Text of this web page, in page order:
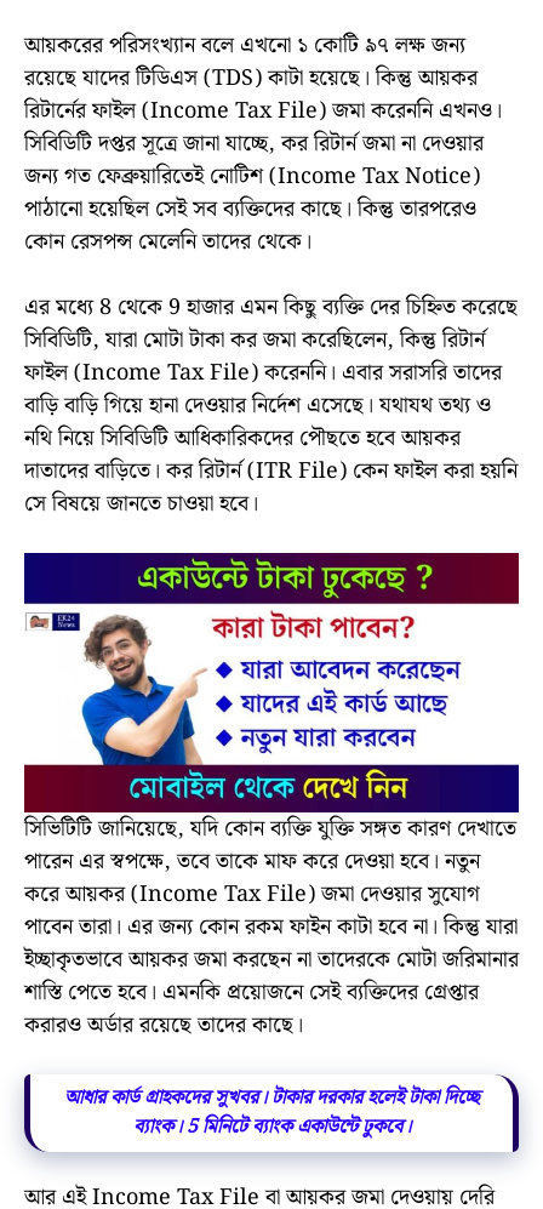
আয়করের পরিসংখ্যান বলে এখনো ১ কোটি ৯৭ লক্ষ জন্য
রয়েছে যাদের টিডিএস (TDS) কাটা হয়েছে। কিন্তু আয়কর
রিটার্নের ফাইল (Income Tax File) জমা করেননি এখনও।
সিবিডিটি দপ্তর সূত্রে জানা যাচ্ছে, কর রিটার্ন জমা না দেওয়ার
জন্য গত ফেব্রুয়ারিতেই নোটিশ (Income Tax Notice)
পাঠানো হয়েছিল সেই সব ব্যক্তিদের কাছে। কিন্তু তারপরেও
কোন রেসপন্স মেলেনি তাদের থেকে।
এর মধ্যে 8 থেকে 9 হাজার এমন কিছু ব্যক্তি দের চিহ্নিত করেছে
সিবিডিটি, যারা মোটা টাকা কর জমা করেছিলেন, কিন্তু রিটার্ন
ফাইল (Income Tax File) করেননি। এবার সরাসরি তাদের
বাড়ি বাড়ি গিয়ে হানা দেওয়ার নির্দেশ এসেছে। যথাযথ তথ্য ও
নথি নিয়ে সিবিডিটি আধিকারিকদের পৌছতে হবে আয়কর
দাতাদের বাড়িতে। কর রিটার্ন (ITR File) কেন ফাইল করা হয়নি
সে বিষয়ে জানতে চাওয়া হবে।
সিভিটিটি জানিয়েছে, যদি কোন ব্যক্তি যুক্তি সঙ্গত কারণ দেখাতে
পারেন এর স্বপক্ষে, তবে তাকে মাফ করে দেওয়া হবে। নতুন
করে আয়কর (Income Tax File) জমা দেওয়ার সুযোগ
পাবেন তারা। এর জন্য কোন রকম ফাইন কাটা হবে না। কিন্তু যারা
ইচ্ছাকৃতভাবে আয়কর জমা করছেন না তাদেরকে মোটা জরিমানার
শাস্তি পেতে হবে। এমনকি প্রয়োজনে সেই ব্যক্তিদের গ্রেপ্তার
করারও অর্ডার রয়েছে তাদের কাছে।
আধার কার্ড গ্রাহকদের সুখবর। টাকার দরকার হলেই টাকা দিচ্ছে
ব্যাংক। 5 মিনিটে ব্যাংক একাউন্টে ঢুকবে।
আর এই Income Tax File বা আয়কর জমা দেওয়ায় দেরি